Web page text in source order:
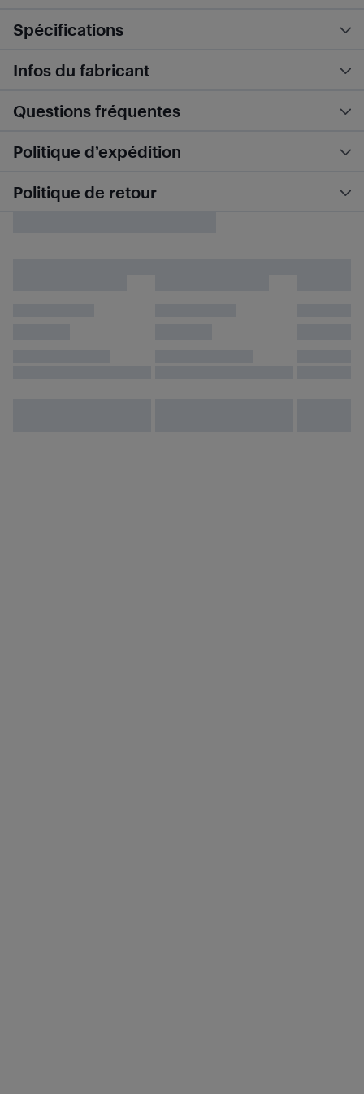
Spécifications
Infos du fabricant
Questions fréquentes
Politique d’expédition
Politique de retour